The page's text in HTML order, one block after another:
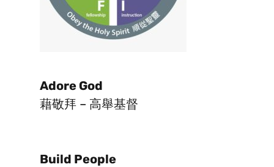
Adore God
藉敬拜 – 高舉基督
Build People